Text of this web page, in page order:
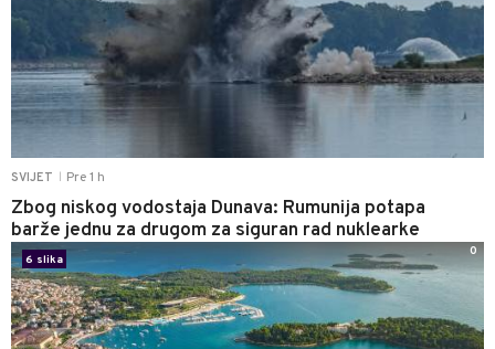
SVIJET Pre 1 h
Zbog niskog vodostaja Dunava: Rumunija potapa
barže jednu za drugom za siguran rad nuklearke
6 slika
0